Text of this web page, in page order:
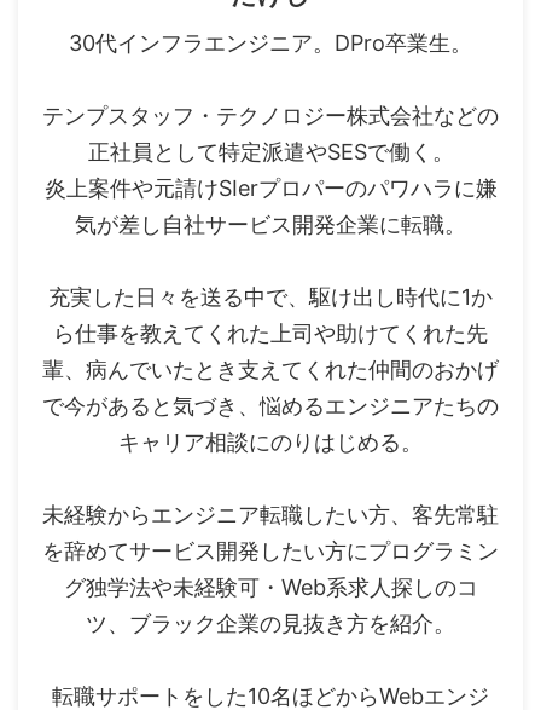
30代インフラエンジニア。DPro卒業生。
テンプスタッフ・テクノロジー株式会社などの
正社員として特定派遣やSESで働く。
炎上案件や元請けSIerプロパーのパワハラに嫌
気が差し自社サービス開発企業に転職。
充実した日々を送る中で、駆け出し時代に1か
ら仕事を教えてくれた上司や助けてくれた先
輩、病んでいたとき支えてくれた仲間のおかげ
で今があると気づき、悩めるエンジニアたちの
キャリア相談にのりはじめる。
未経験からエンジニア転職したい方、客先常駐
を辞めてサービス開発したい方にプログラミン
グ独学法や未経験可・Web系求人探しのコ
ツ、ブラック企業の見抜き方を紹介。
転職サポートをした10名ほどからWebエンジ